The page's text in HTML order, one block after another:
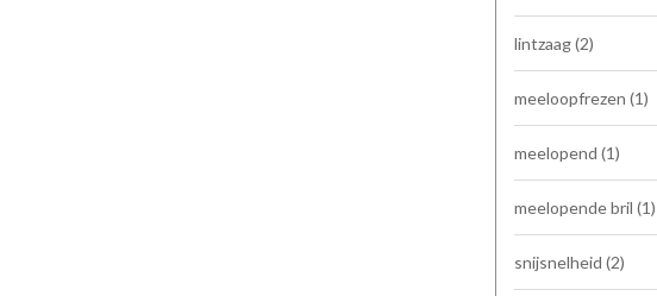
lintzaag(2)
meeloopfrezen (1)
meelopend (1)
meelopende bril (1)
snijsnelheid (2)